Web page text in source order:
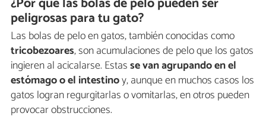
peligrosas para tu gato?
Las bolas de pelo en gatos, también conocidas como
tricobezoares, son acumulaciones de pelo que los gatos
ingieren al acicalarse. Estasse van agrupando en el
estómago o el intestinoy, aunque en muchos casos los
gatos logran regurgitarlas o vomitarlas, en otros pueden
provocar obstrucciones.